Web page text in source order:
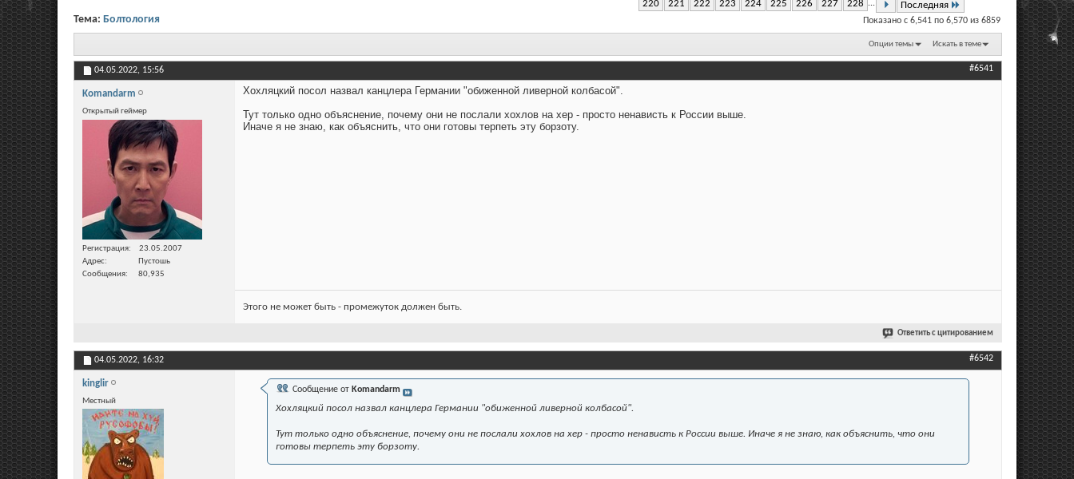
220
221 222 223 224 225 226 227 228 ... Последняя
Показано с 6,541 по 6,570 из 6859
Тема: Болтология
Опции темы Искать в теме
04.05.2022, 15:56 #6541
Komandarm
Открытый геймер
Регистрация
23.05.2007
Адрес
Пустошь
Сообщения
80,935
Хохляцкий посол назвал канцлера Германии "обиженной ливерной колбасой".
Тут только одно объяснение, почему они не послали хохлов на хер - просто ненависть к России выше.
Иначе я не знаю, как объяснить, что они готовы терпеть эту борзоту.
Этого не может быть - промежуток должен быть.
Ответить с цитированием
04.05.2022, 16:32 #6542
kinglir
Местный
Сообщение от Komandarm
Хохляцкий посол назвал канцлера Германии "обиженной ливерной колбасой".
Тут только одно объяснение, почему они не послали хохлов на хер - просто ненависть к России выше. Иначе я не знаю, как объяснить, что они
готовы терпеть эту борзоту.